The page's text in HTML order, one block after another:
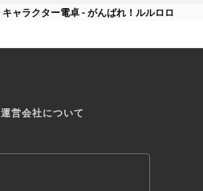
キャラクター電卓 - がんばれ！ルルロロ
運営会社について